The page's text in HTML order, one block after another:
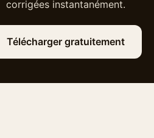
corrigées instantanément.
Télécharger gratuitement